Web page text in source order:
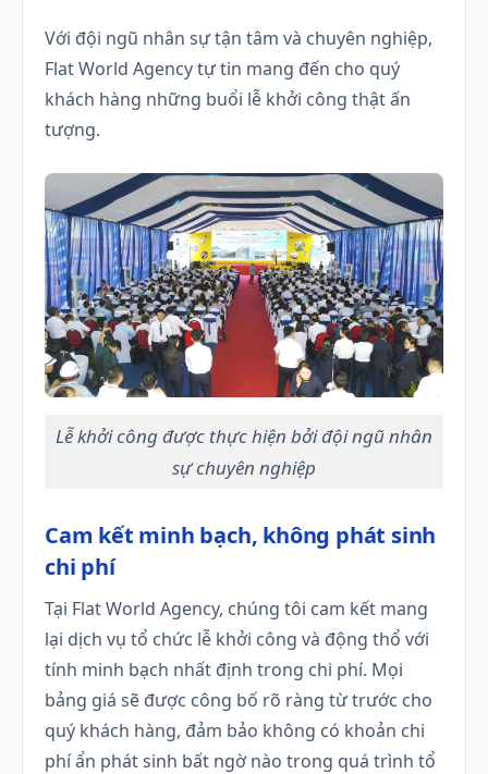
Với đội ngũ nhân sự tận tâm và chuyên nghiệp,
Flat World Agency tự tin mang đến cho quý
khách hàng những buổi lễ khởi công thật ấn
tượng.
Lễ khởi công được thực hiện bởi đội ngũ nhân
sự chuyên nghiệp
Cam kết minh bạch, không phát sinh
chi phí
Tại Flat World Agency, chúng tôi cam kết mang
lại dịch vụ tổ chức lễ khởi công và động thổ với
tính minh bạch nhất định trong chi phí. Mọi
bảng giá sẽ được công bố rõ ràng từ trước cho
quý khách hàng, đảm bảo không có khoản chi
phí ẩn phát sinh bất ngờ nào trong quá trình tổ